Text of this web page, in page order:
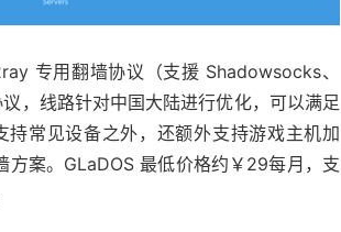
专用翻墙协议（支援 Shadowsocks、
，线路针对中国大陆进行优化，可以满足
常见设备之外，还额外支持游戏主机加
案。GLaDOS 最低价格约￥29每月，支